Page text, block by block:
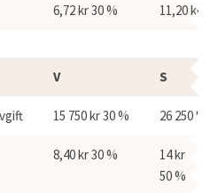
6,72 kr 30 % 11,20 kr
V S
15 750 kr 30 % 26 250 kr
8,40 kr 30 %
14 kr
50 %